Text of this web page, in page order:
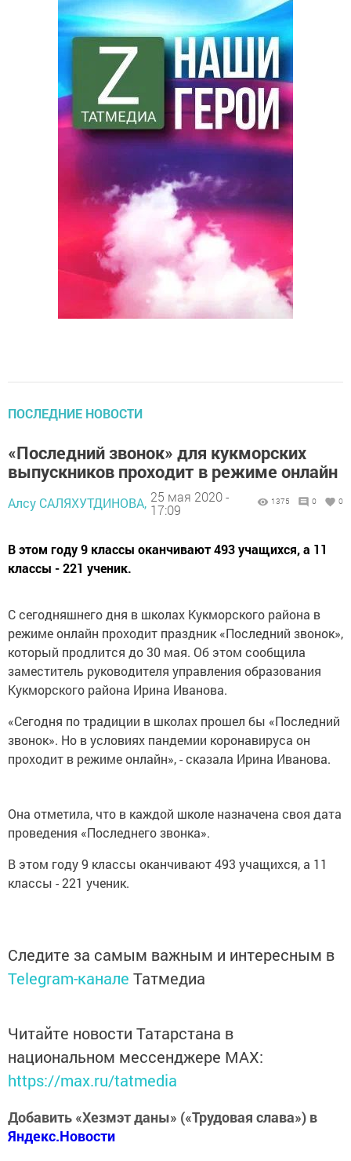
ПОСЛЕДНИЕ НОВОСТИ
«Последний звонок» для кукморских
выпускников проходит в режиме онлайн
Алсу САЛЯХУТДИНОВА, 25 мая 2020 -
17:09
1375 0 0
В этом году 9 классы оканчивают 493 учащихся, а 11
классы - 221 ученик.
С сегодняшнего дня в школах Кукморского района в
режиме онлайн проходит праздник «Последний звонок»,
который продлится до 30 мая. Об этом сообщила
заместитель руководителя управления образования
Кукморского района Ирина Иванова.
«Сегодня по традиции в школах прошел бы «Последний
звонок». Но в условиях пандемии коронавируса он
проходит в режиме онлайн», - сказала Ирина Иванова.
Она отметила, что в каждой школе назначена своя дата
проведения «Последнего звонка».
В этом году 9 классы оканчивают 493 учащихся, а 11
классы - 221 ученик.
Следите за самым важным и интересным в
Telegram-канале Татмедиа
Читайте новости Татарстана в
национальном мессенджере MАХ:
https://max.ru/tatmedia
Добавить «Хезмэт даны» («Трудовая слава») в
Яндекс.Новости